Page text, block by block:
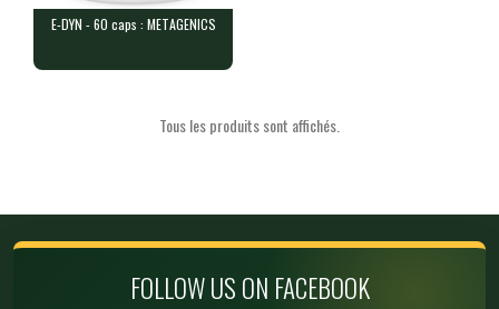
TVEJF
E-DYN - 60 caps : METAGENICS
Tous les produits sont affichés.
FOLLOW US ON FACEBOOK